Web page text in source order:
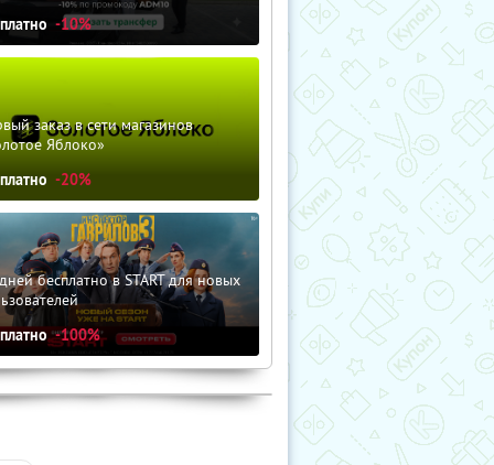
-10%
заказ в сети магазинов
Яблоко»
-20%
бесплатно в START для новых
-100%